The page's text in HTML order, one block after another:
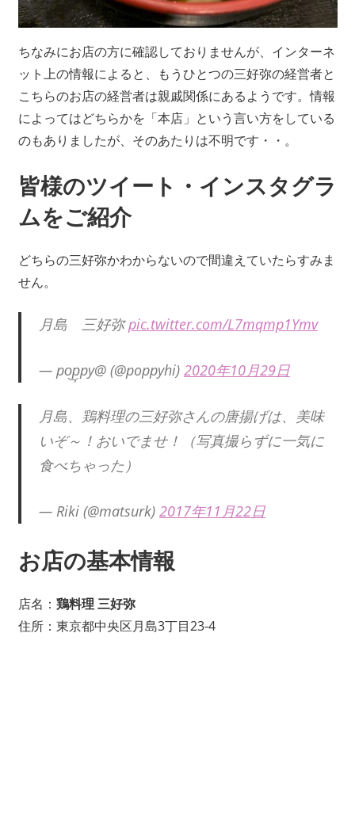
ちなみにお店の方に確認しておりませんが、インターネ
ット上の情報によると、もうひとつの三好弥の経営者と
こちらのお店の経営者は親戚関係にあるようです。情報
によってはどちらかを「本店」という言い方をしている
のもありましたが、そのあたりは不明です・・。
皆様のツイート・インスタグラ
ムをご紹介
どちらの三好弥かわからないので間違えていたらすみま
せん。
月島 三好弥pic.twitter.com/L7mqmp1Ymv
— po͜p͕py@ (@poppyhi) 2020年10月29日
月島、鶏料理の三好弥さんの唐揚げは、美味
いぞ～！おいでませ！（写真撮らずに一気に
食べちゃった）
— Riki (@matsurk) 2017年11月22日
お店の基本情報
店名： 鶏料理 三好弥
住所：東京都中央区月島3丁目23-4